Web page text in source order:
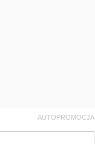
AUTOPROMOCJA